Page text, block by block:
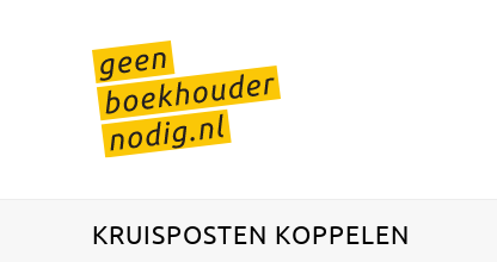
KRUISPOSTEN KOPPELEN